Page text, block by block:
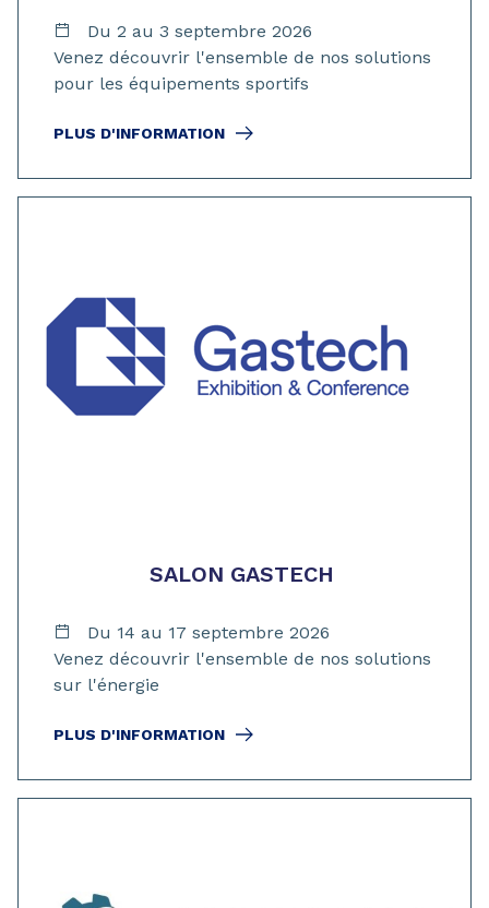
Du 2 au 3 septembre 2026
Venez découvrir l'ensemble de nos solutions
pour les équipements sportifs
PLUS D'INFORMATION
SALON GASTECH
Du 14 au 17 septembre 2026
Venez découvrir l'ensemble de nos solutions
sur l'énergie
PLUS D'INFORMATION